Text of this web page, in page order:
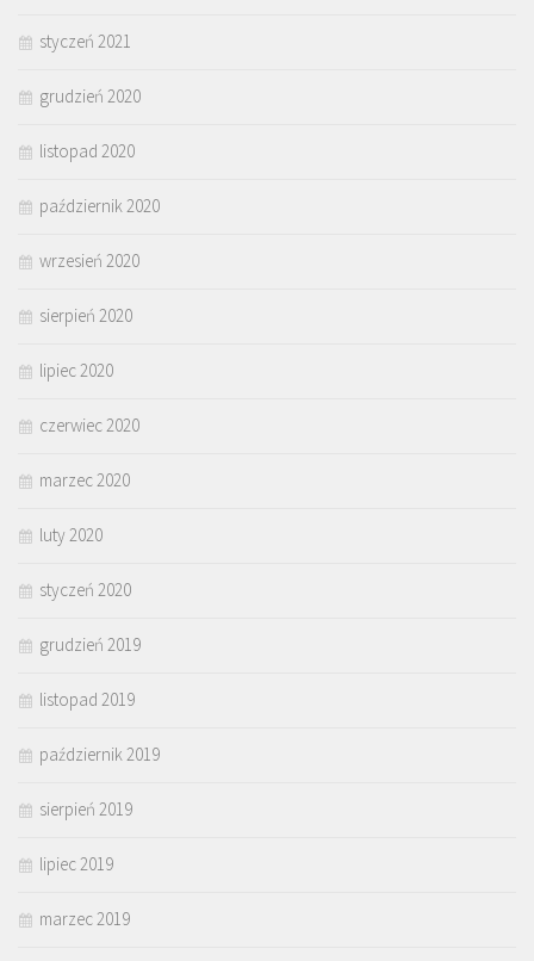
styczeń 2021
grudzień 2020
listopad 2020
październik 2020
wrzesień 2020
sierpień 2020
lipiec 2020
czerwiec 2020
marzec 2020
luty 2020
styczeń 2020
grudzień 2019
listopad 2019
październik 2019
sierpień 2019
lipiec 2019
marzec 2019